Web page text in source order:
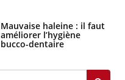
Mauvaise haleine : il faut
améliorer l’hygiène
bucco-dentaire